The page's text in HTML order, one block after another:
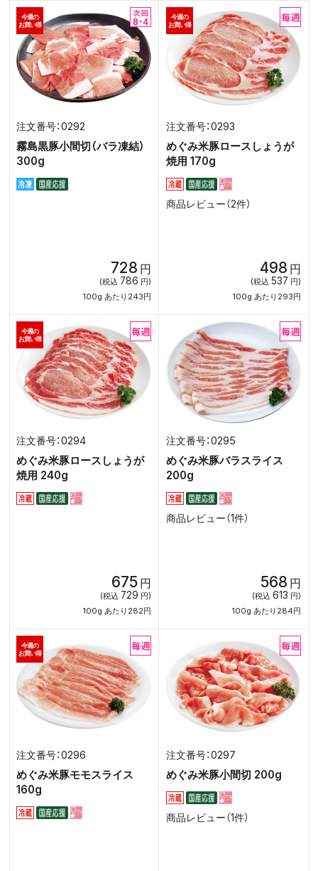
0292
霧島黒豚小間切（バラ凍結）
300g
今週の
お買い得
728 円
(税込 786 円)
100g あたり243円
0293
めぐみ米豚ロースしょうが
焼用 170g
今週の
お買い得
商品レビュー（2件）
498 円
(税込 537 円)
100g あたり293円
0294
めぐみ米豚ロースしょうが
焼用 240g
今週の
お買い得
675 円
(税込 729 円)
100g あたり282円
0295
めぐみ米豚バラスライス
200g
商品レビュー（1件）
568 円
(税込 613 円)
100g あたり284円
0296
めぐみ米豚モモスライス
160g
今週の
お買い得
0297
めぐみ米豚小間切 200g
商品レビュー（1件）